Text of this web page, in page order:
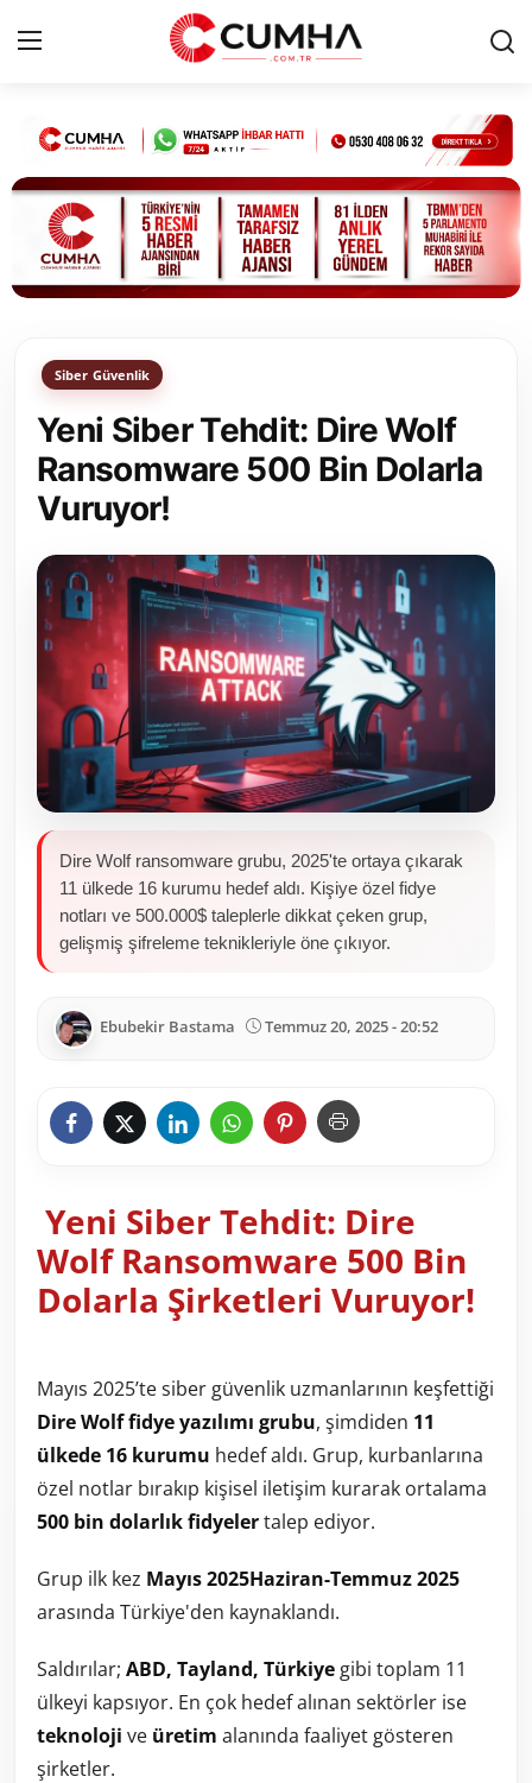
Kurumsal
Cumhurbaşkanlığı
Bakanlıklar
Siyasi Partiler
Yerel Yönetimler
Mülki İdare
Toplum ve Yaşam
Sivil Toplum Kuruluşları
Kamu Kurumları ve Üst Kurullar
Resmi Reklamlar
Siber Güvenlik
Yeni Siber Tehdit: Dire Wolf
Ransomware 500 Bin Dolarla
Vuruyor!
Dire Wolf ransomware grubu, 2025'te ortaya çıkarak
11 ülkede 16 kurumu hedef aldı. Kişiye özel fidye
notları ve 500.000$ taleplerle dikkat çeken grup,
gelişmiş şifreleme teknikleriyle öne çıkıyor.
Ebubekir Bastama Temmuz 20, 2025 - 20:52
Yeni Siber Tehdit: Dire
Wolf Ransomware 500 Bin
Dolarla Şirketleri Vuruyor!
Mayıs 2025’te siber güvenlik uzmanlarının keşfettiği
Dire Wolf fidye yazılımı grubu, şimdiden 11
ülkede 16 kurumu hedef aldı. Grup, kurbanlarına
özel notlar bırakıp kişisel iletişim kurarak ortalama
500 bin dolarlık fidyelertalep ediyor.
Grup ilk kez Mayıs 2025Haziran-Temmuz 2025
arasında Türkiye'den kaynaklandı.
Saldırılar; ABD, Tayland, Türkiye gibi toplam 11
ülkeyi kapsıyor. En çok hedef alınan sektörler ise
teknoloji ve üretim alanında faaliyet gösteren
şirketler.